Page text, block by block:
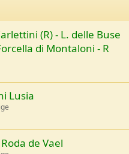
(R) - L. delle Buse
di Montaloni - R
Lusia
de Vael